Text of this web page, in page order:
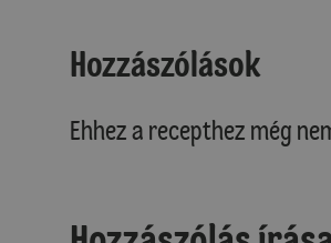
Hozzászólások
Ehhez a recepthez még